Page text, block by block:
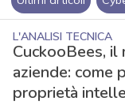
L'ANALISI TECNICA
CuckooBees, il
aziende: come
proprietà